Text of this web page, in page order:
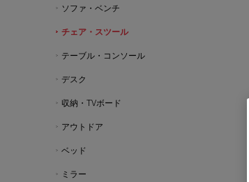
ソファ・ベンチ
チェア・スツール
テーブル・コンソール
デスク
収納・TVボード
アウトドア
ベッド
ミラー